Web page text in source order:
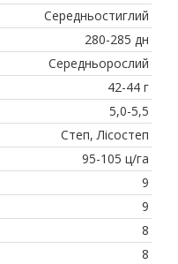
Середньостиглий
280-285 дн
Середньорослий
42-44 г
5,0-5,5
Степ, Лісостеп
95-105 ц/га
9
9
8
8